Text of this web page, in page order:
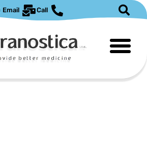
Call
Email